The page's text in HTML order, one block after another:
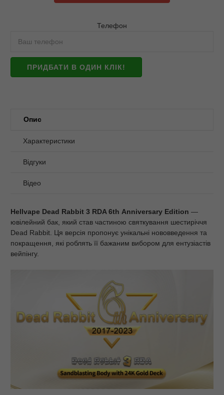
Телефон
ПРИДБАТИ В ОДИН КЛІК!
Опис
Характеристики
Відгуки
Відео
Hellvape Dead Rabbit 3 RDA 6th Anniversary Edition —
ювілейний бак, який став частиною святкування шестиріччя
Dead Rabbit. Ця версія пропонує унікальні нововведення та
покращення, які роблять її бажаним вибором для ентузіастів
вейпінгу.